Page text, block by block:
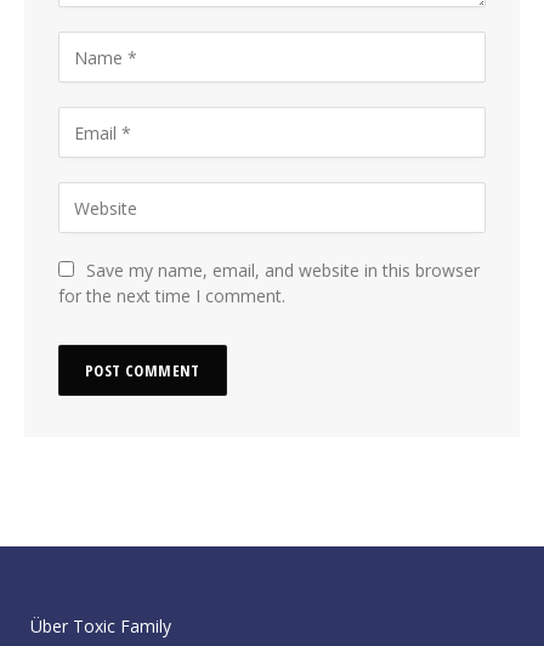
Save my name, email, and website in this browser
for the next time I comment.
Über Toxic Family